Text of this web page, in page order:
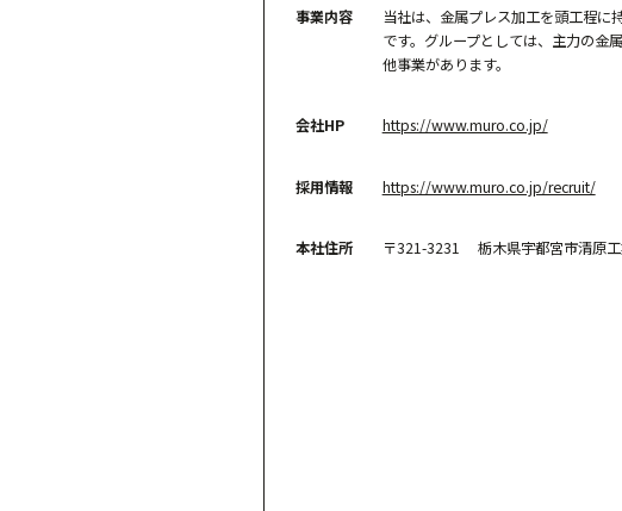
事業内容
当社は、金属プレス加工を頭工程に
です。グループとしては、主力の金
他事業があります。
会社HP https://www.muro.co.jp/
採用情報 https://www.muro.co.jp/recruit/
本社住所 〒321-3231 栃木県宇都宮市清原